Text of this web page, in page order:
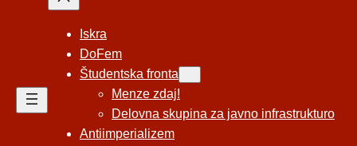
Iskra
DoFem
Študentska fronta
Menze zdaj!
Delovna skupina za javno infrastrukturo
Antiimperializem